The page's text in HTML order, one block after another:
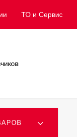
ТО и Сервис